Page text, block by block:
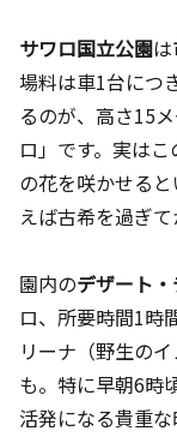
サワロ国立公園
場料は車1台につ
るのが、高さ15
ロ」です。実は
の花を咲かせる
えば古希を過ぎ
園内のデザート
ロ、所要時間1時
リーナ（野生の
も。特に早朝6時
活発になる貴重な